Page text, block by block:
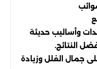
وأساليب حديثة
النتائج.
جمال الفلل وزيادة